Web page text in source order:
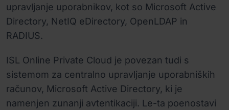
upravljanje uporabnikov, kot so Microsoft Active
Directory, NetIQ eDirectory, OpenLDAP in
RADIUS.
ISL Online Private Cloud je povezan tudi s
sistemom za centralno upravljanje uporabniških
računov, Microsoft Active Directory, ki je
namenjen zunanji avtentikaciji. Le-ta poenostavi